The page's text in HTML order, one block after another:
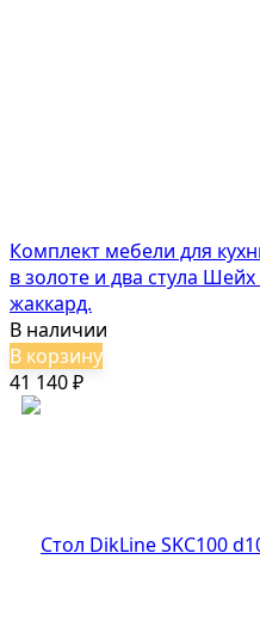
Комплект мебели для
в золоте и два стула
жаккард.
В наличии
В корзину
41 140 ₽